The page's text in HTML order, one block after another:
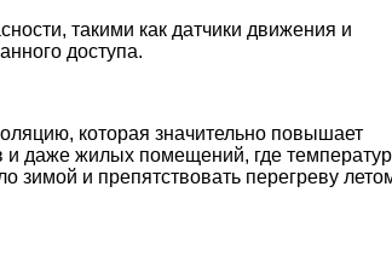
такими как датчики движения и
доступа.
которая значительно повышает
даже жилых помещений, где
зимой и препятствовать перегреву